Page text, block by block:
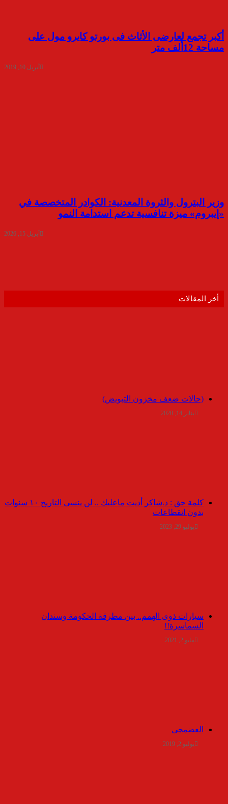
أكبر تجمع لعارضى الأثاث فى بورتو كايرو مول على
مساحة 12ألف متر
أبريل 10, 2019
وزير البترول والثروة المعدنية: الكوادر المتخصصة في
«إيبروم» ميزة تنافسية تدعم استدامة النمو
أبريل 15, 2026
أخر المقالات
(حالات ضعف مخزون التبويض)
يناير 14, 2020
كلمة حق : د.شاكر أديت ماعليك .. لن ينسى التاريخ ١٠ سنوات
بدون انقطاعات
يوليو 29, 2023
سيارات ذوى الهمم.. بين مطرقة الحكومة وسندان
السماسرة!!
مايو 2, 2021
العضمجى
يوليو 2, 2019